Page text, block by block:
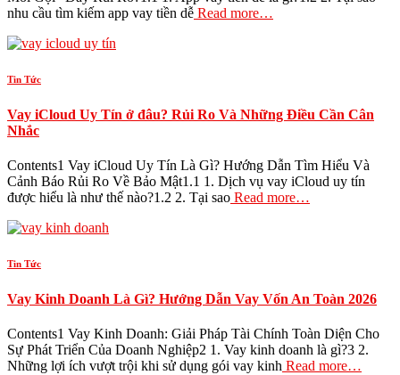
nhu cầu tìm kiếm app vay tiền dễ Read more…
Tin Tức
Vay iCloud Uy Tín ở đâu? Rủi Ro Và Những Điều Cần Cân
Nhắc
Contents1 Vay iCloud Uy Tín Là Gì? Hướng Dẫn Tìm Hiểu Và
Cảnh Báo Rủi Ro Về Bảo Mật1.1 1. Dịch vụ vay iCloud uy tín
được hiểu là như thế nào?1.2 2. Tại sao Read more…
Tin Tức
Vay Kinh Doanh Là Gì? Hướng Dẫn Vay Vốn An Toàn 2026
Contents1 Vay Kinh Doanh: Giải Pháp Tài Chính Toàn Diện Cho
Sự Phát Triển Của Doanh Nghiệp2 1. Vay kinh doanh là gì?3 2.
Những lợi ích vượt trội khi sử dụng gói vay kinh Read more…